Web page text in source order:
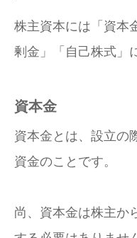
株主資本には「資本
剰金」「自己株式」
資本金
資本金とは、設立の
資金のことです。
尚、資本金は株主か